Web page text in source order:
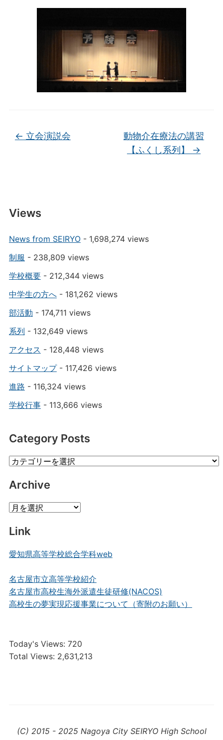
← 立会演説会
動物介在療法の講習
【ふくし系列】 →
Views
News from SEIRYO- 1,698,274 views
制服 - 238,809 views
学校概要- 212,344 views
中学生の方へ- 181,262 views
部活動 - 174,711 views
系列 - 132,649 views
アクセス - 128,448 views
サイトマップ- 117,426 views
進路 - 116,324 views
学校行事- 113,666 views
Category Posts
Category
Archive
Archive
Link
愛知県高等学校総合学科web
名古屋市立高等学校紹介
名古屋市高校生海外派遣生徒研修(NACOS)
高校生の夢実現応援事業について（寄附のお願い）
Today's Views: 720
Total Views: 2,631,213
(C) 2015 - 2025 Nagoya City SEIRYO High School